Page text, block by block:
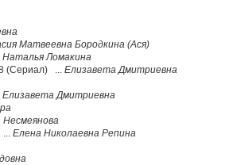
Матвеевна Бородкина (Ася)
Наталья Ломакина
(Сериал) ... Елизавета Дмитриевна
Елизавета Дмитриевна
Елена Николаевна Репина